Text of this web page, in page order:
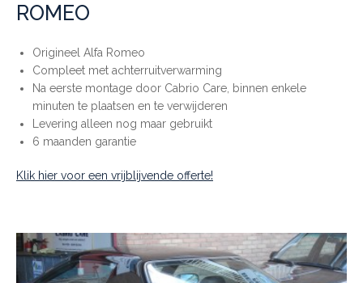
ROMEO
Origineel Alfa Romeo
Compleet met achterruitverwarming
Na eerste montage door Cabrio Care, binnen enkele
minuten te plaatsen en te verwijderen
Levering alleen nog maar gebruikt
6 maanden garantie
Klik hier voor een vrijblijvende offerte!